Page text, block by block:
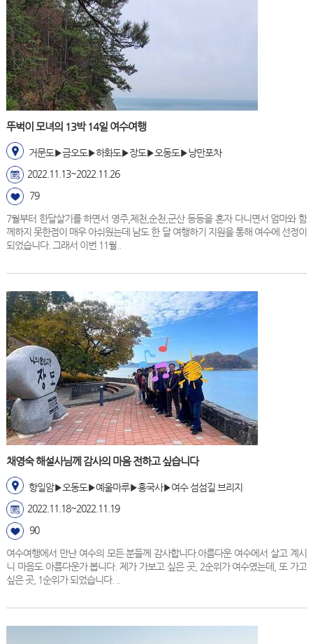
뚜벅이 모녀의 13박 14일 여수여행
거문도▶금오도▶하화도▶장도▶오동도▶낭만포차
2022.11.13~2022.11.26
79
7월부터 한달살기를 하면서 영주,제천,순천,군산 등등을 혼자 다니면서 엄마와 함
께하지 못한점이 매우 아쉬웠는데 남도 한 달 여행하기 지원을 통해 여수에 선정이
되었습니다. 그래서 이번 11월..
채영숙 해설사님께 감사의 마음 전하고 싶습니다
항일암▶오동도▶예울마루▶흥국사▶여수 섬섬길 브리지
2022.11.18~2022.11.19
90
여수여행에서 만난 여수의 모든 분들께 감사합니다.아름다운 여수에서 살고 계시
니 마음도 아름다운가 봅니다. 제가 가보고 싶은 곳, 2순위가 여수였는데, 또 가고
싶은 곳, 1순위가 되었습니다. ..